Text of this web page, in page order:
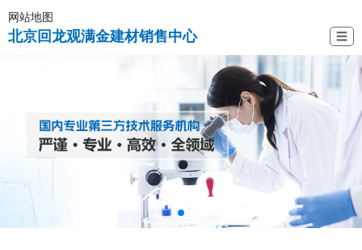
网站地图
北京回龙观满金建材销售中心 ☰